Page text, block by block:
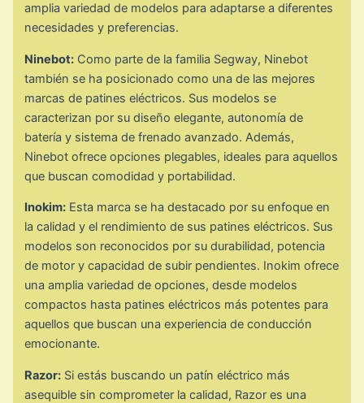
amplia variedad de modelos para adaptarse a diferentes
necesidades y preferencias.
Ninebot: Como parte de la familia Segway, Ninebot
también se ha posicionado como una de las mejores
marcas de patines eléctricos. Sus modelos se
caracterizan por su diseño elegante, autonomía de
batería y sistema de frenado avanzado. Además,
Ninebot ofrece opciones plegables, ideales para aquellos
que buscan comodidad y portabilidad.
Inokim: Esta marca se ha destacado por su enfoque en
la calidad y el rendimiento de sus patines eléctricos. Sus
modelos son reconocidos por su durabilidad, potencia
de motor y capacidad de subir pendientes. Inokim ofrece
una amplia variedad de opciones, desde modelos
compactos hasta patines eléctricos más potentes para
aquellos que buscan una experiencia de conducción
emocionante.
Razor: Si estás buscando un patín eléctrico más
asequible sin comprometer la calidad, Razor es una